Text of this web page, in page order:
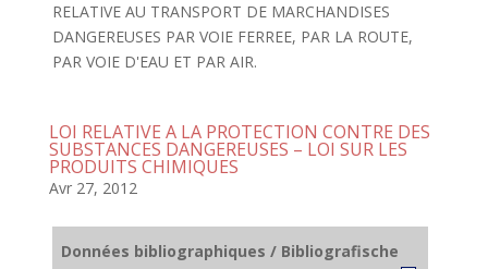
RELATIVE AU TRANSPORT DE MARCHANDISES
DANGEREUSES PAR VOIE FERREE, PAR LA ROUTE,
PAR VOIE D'EAU ET PAR AIR.
LOI RELATIVE A LA PROTECTION CONTRE DES
SUBSTANCES DANGEREUSES – LOI SUR LES
PRODUITS CHIMIQUES
Avr 27, 2012
Données bibliographiques / Bibliografische